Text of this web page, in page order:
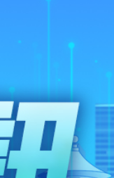
朗普斥裁決「不
員找到 共3人遇難
雲WorkBuddy AI